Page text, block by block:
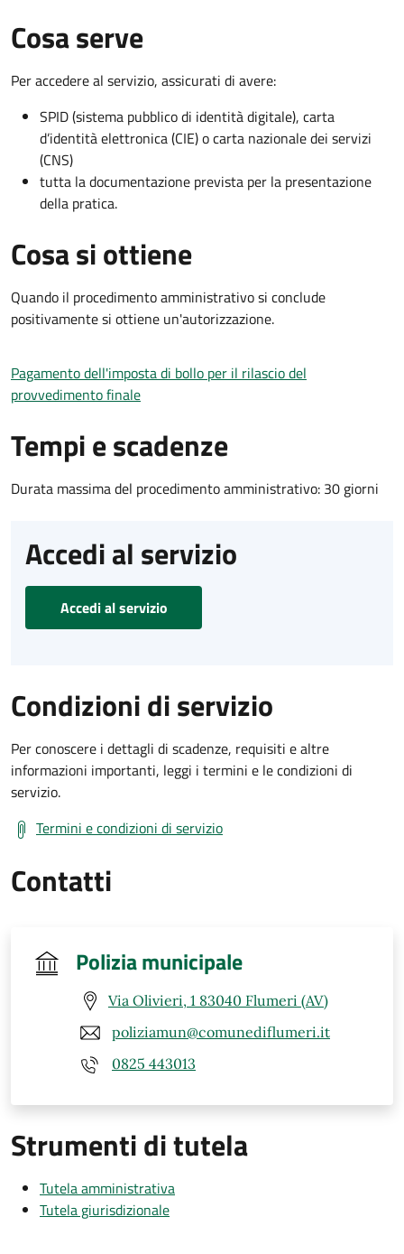
Cosa serve
Per accedere al servizio, assicurati di avere:
SPID (sistema pubblico di identità digitale), carta
d’identità elettronica (CIE) o carta nazionale dei servizi
(CNS)
tutta la documentazione prevista per la presentazione
della pratica.
Cosa si ottiene
Quando il procedimento amministrativo si conclude
positivamente si ottiene un'autorizzazione.
Pagamento dell'imposta di bollo per il rilascio del
provvedimento finale
Tempi e scadenze
Durata massima del procedimento amministrativo: 30 giorni
Accedi al servizio
Accedi al servizio
Condizioni di servizio
Per conoscere i dettagli di scadenze, requisiti e altre
informazioni importanti, leggi i termini e le condizioni di
servizio.
Termini e condizioni di servizio
Contatti
Polizia municipale
Via Olivieri, 1 83040 Flumeri (AV)
poliziamun@comunediflumeri.it
0825 443013
Strumenti di tutela
Tutela amministrativa
Tutela giurisdizionale